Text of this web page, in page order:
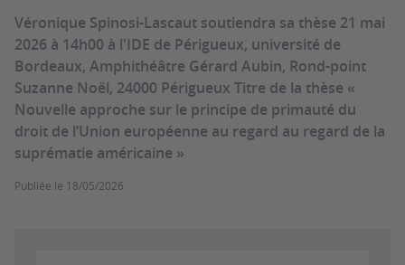
Véronique Spinosi-Lascaut soutiendra sa thèse 21 mai
2026 à 14h00 à l'IDE de Périgueux, université de
Bordeaux, Amphithéâtre Gérard Aubin, Rond-point
Suzanne Noël, 24000 Périgueux Titre de la thèse «
Nouvelle approche sur le principe de primauté du
droit de l’Union européenne au regard au regard de la
suprématie américaine »
Publiée le 18/05/2026